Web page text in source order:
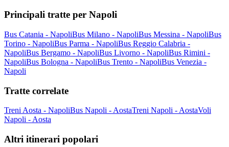
Principali tratte per Napoli
Bus Catania - NapoliBus Milano - NapoliBus Messina - NapoliBus
Torino - NapoliBus Parma - NapoliBus Reggio Calabria -
NapoliBus Bergamo - NapoliBus Livorno - NapoliBus Rimini -
NapoliBus Bologna - NapoliBus Trento - NapoliBus Venezia -
Napoli
Tratte correlate
Treni Aosta - NapoliBus Napoli - AostaTreni Napoli - AostaVoli
Napoli - Aosta
Altri itinerari popolari